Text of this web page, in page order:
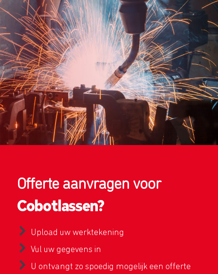
Offerte aanvragen voor
Cobotlassen?
Upload uw werktekening
Vul uw gegevens in
U ontvangt zo spoedig mogelijk een offerte